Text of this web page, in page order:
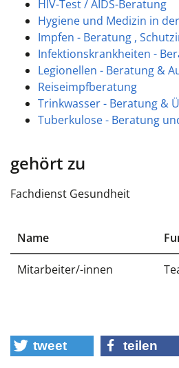
HIV-Test / AIDS-Beratung
Hygiene und Medizin in
Impfen - Beratung ,
Infektionskrankheiten -
Legionellen - Beratung &
Reiseimpfberatung
Trinkwasser - Beratung &
Tuberkulose - Beratung
gehört zu
Fachdienst Gesundheit
Name
Mitarbeiter/-innen
tweet teilen